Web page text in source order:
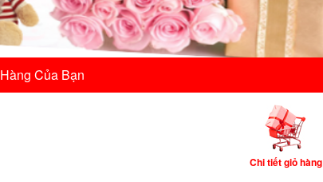
Của Bạn
Chi tiết giỏ hàng